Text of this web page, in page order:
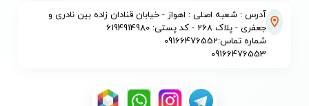
آدرس : شعبه اصلی : اهواز - خیابان قنادان زاده بین نادری و
جعفری - پلاک 268 - کد پستی: 6194914980
شماره تماس:09166476552
09166476553